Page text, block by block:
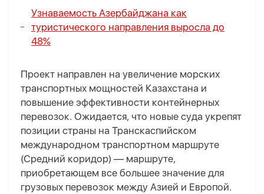
Узнаваемость Азербайджана как
туристического направления выросла до
48%
Проект направлен на увеличение морских
транспортных мощностей Казахстана и
повышение эффективности контейнерных
перевозок. Ожидается, что новые суда укрепят
позиции страны на Транскаспийском
международном транспортном маршруте
(Средний коридор) — маршруте,
приобретающем все большее значение для
грузовых перевозок между Азией и Европой.